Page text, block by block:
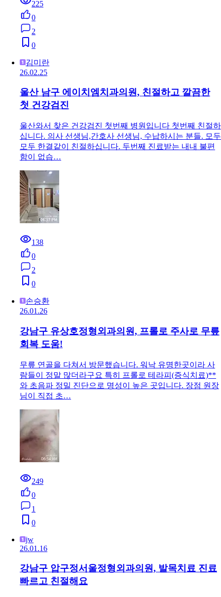
225
0
2
0
김미란
26.02.25
울산 남구 에이치엠치과의원, 친절하고 깔끔한
첫 건강검진
울산와서 찾은 건강검진 첫번째 병원입니다 첫번째 친절하
십니다. 의사 선생님,간호사 선생님, 수납하시는 분들. 모두
모두 한결같이 친절하십니다. 두번째 진료받는 내내 불편
함이 없습…
138
0
2
0
손승환
26.01.26
강남구 유상호정형외과의원, 프롤로 주사로 무릎
회복 도움!
무릎 연골을 다쳐서 방문했습니다. 워낙 유명한곳이라 사
람들이 정말 많더라구요 특히 프롤로 테라피(증식치료)**
와 초음파 정밀 진단으로 명성이 높은 곳입니다. 장점 원장
님이 직접 초…
249
0
1
0
jw
26.01.16
강남구 압구정서울정형외과의원, 발목치료 진료
빠르고 친절해요